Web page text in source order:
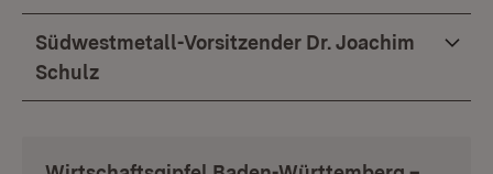
Südwestmetall-Vorsitzender Dr. Joachim
Schulz